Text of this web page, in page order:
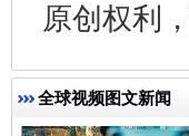
原创权利
全球视频图文新闻